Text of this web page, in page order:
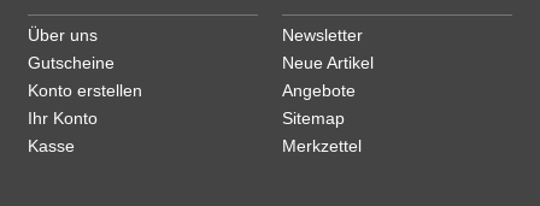
Über uns
Gutscheine
Konto erstellen
Ihr Konto
Kasse
Newsletter
Neue Artikel
Angebote
Sitemap
Merkzettel